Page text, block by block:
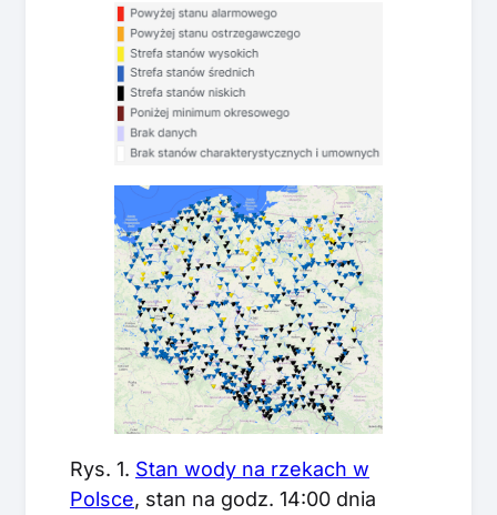
Rys. 1. Stan wody na rzekach w
Polsce, stan na godz. 14:00 dnia